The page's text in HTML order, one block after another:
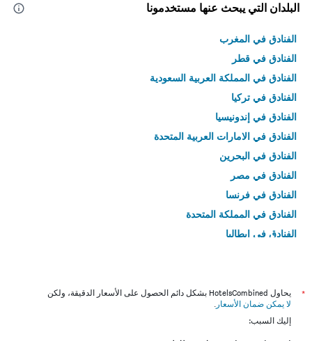
البلدان التي يبحث عنها مستخدمونا
الفنادق في المغرب
الفنادق في قطر
الفنادق في المملكة العربية السعودية
الفنادق في تركيا
الفنادق في إندونيسيا
الفنادق في الامارات العربية المتحدة
الفنادق في البحرين
الفنادق في مصر
الفنادق في فرنسا
الفنادق في المملكة المتحدة
الفنادق في إيطاليا
*
يحاول HotelsCombined بشكل دائم الحصول على الأسعار الدقيقة، ولكن
لا يمكن ضمان الأسعار .
إليك السبب: